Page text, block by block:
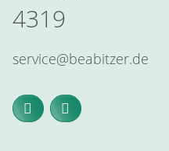
4319
service@beabitzer.de